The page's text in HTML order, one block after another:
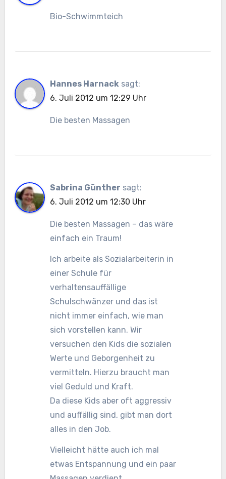
Bio-Schwimmteich
Hannes Harnack sagt:
6. Juli 2012 um 12:29 Uhr
Die besten Massagen
Sabrina Günther sagt:
6. Juli 2012 um 12:30 Uhr
Die besten Massagen – das wäre
einfach ein Traum!
Ich arbeite als Sozialarbeiterin in
einer Schule für
verhaltensauffällige
Schulschwänzer und das ist
nicht immer einfach, wie man
sich vorstellen kann. Wir
versuchen den Kids die sozialen
Werte und Geborgenheit zu
vermitteln. Hierzu braucht man
viel Geduld und Kraft.
Da diese Kids aber oft aggressiv
und auffällig sind, gibt man dort
alles in den Job.
Vielleicht hätte auch ich mal
etwas Entspannung und ein paar